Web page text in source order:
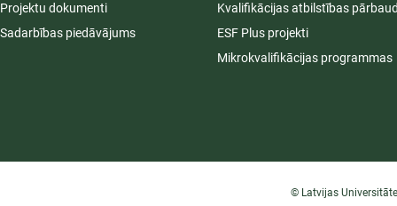
Projektu dokumenti
Sadarbības piedāvājums
Kvalifikācijas atbilstības
ESF Plus projekti
Mikrokvalifikācijas programmas
© Latvijas